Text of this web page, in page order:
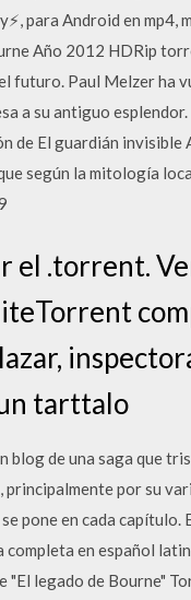
para Android en
Año 2012 HDRip
futuro. Paul Melzer ha
a su antiguo
de El guardián invisible
según la mitología
el .torrent.
tarttalo
blog de una saga que
principalmente por su
pone en cada
completa en español
"El legado de Bourne"